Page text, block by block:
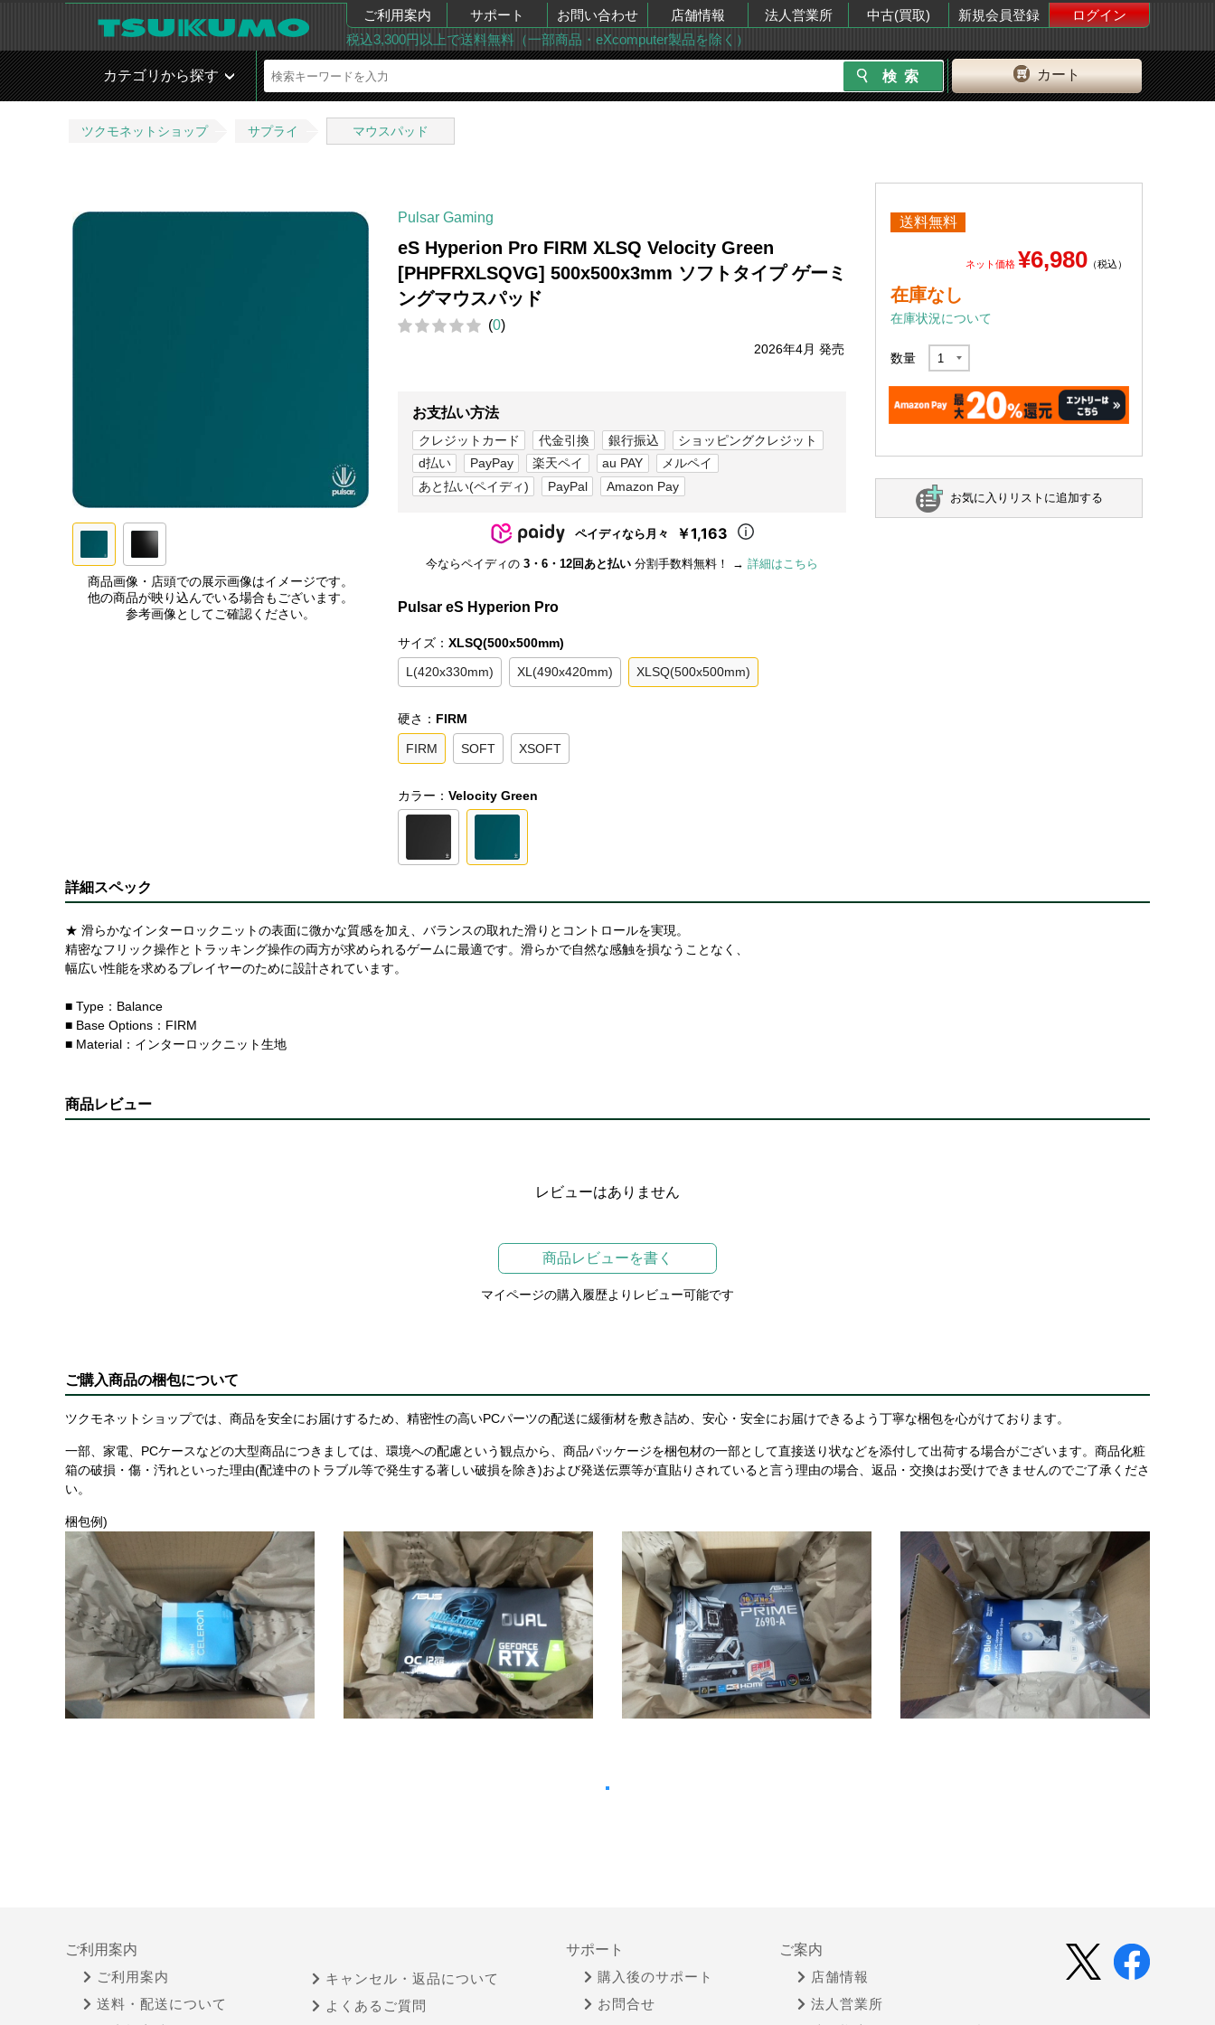
ご利用案内 サポート お問い合わせ 店舗情報 法人営業所 中古(買取) 新規会員登録
ログイン
税込3,300円以上で送料無料（一部商品・eXcomputer製品を除く）
カート
カテゴリから探す
ツクモネットショップ サプライ マウスパッド
商品画像・店頭での展示画像はイメージです。
他の商品が映り込んでいる場合もございます。
参考画像としてご確認ください。
Pulsar Gaming
eS Hyperion Pro FIRM XLSQ Velocity Green
[PHPFRXLSQVG] 500x500x3mm ソフトタイプ ゲーミ
ングマウスパッド
(0)
2026年4月 発売
お支払い方法
クレジットカード 代金引換 銀行振込
ショッピングクレジット
d払い
PayPay 楽天ペイ au PAY
メルペイ
あと払い(ペイディ)
PayPal Amazon Pay
ペイディなら月々 ￥1,163
今ならペイディの 3・6・12回あと払い 分割手数料無料！ → 詳細はこちら
Pulsar eS Hyperion Pro
サイズ： XLSQ(500x500mm)
L(420x330mm) XL(490x420mm) XLSQ(500x500mm)
硬さ： FIRM
FIRM SOFT XSOFT
カラー： Velocity Green
送料無料
ネット価格 ¥6,980 （税込）
在庫なし
在庫状況について
数量
お気に入りリストに追加する
詳細スペック
★ 滑らかなインターロックニットの表面に微かな質感を加え、バランスの取れた滑りとコントロールを実現。
精密なフリック操作とトラッキング操作の両方が求められるゲームに最適です。滑らかで自然な感触を損なうことなく、
幅広い性能を求めるプレイヤーのために設計されています。
■ Type：Balance
■ Base Options：FIRM
■ Material：インターロックニット生地
商品レビュー
レビューはありません
商品レビューを書く
マイページの購入履歴よりレビュー可能です
ご購入商品の梱包について
ツクモネットショップでは、商品を安全にお届けするため、精密性の高いPCパーツの配送に緩衝材を敷き詰め、安心・安全にお届けできるよう丁寧な梱包を心がけております。
一部、家電、PCケースなどの大型商品につきましては、環境への配慮という観点から、商品パッケージを梱包材の一部として直接送り状などを添付して出荷する場合がございます。商品化粧
箱の破損・傷・汚れといった理由(配達中のトラブル等で発生する著しい破損を除き)および発送伝票等が直貼りされていると言う理由の場合、返品・交換はお受けできませんのでご了承くださ
い。
梱包例)
ご利用案内
ご利用案内
送料・配送について
キャンセル・返品について
よくあるご質問
サポート
購入後のサポート
お問合せ
ご案内
店舗情報
法人営業所